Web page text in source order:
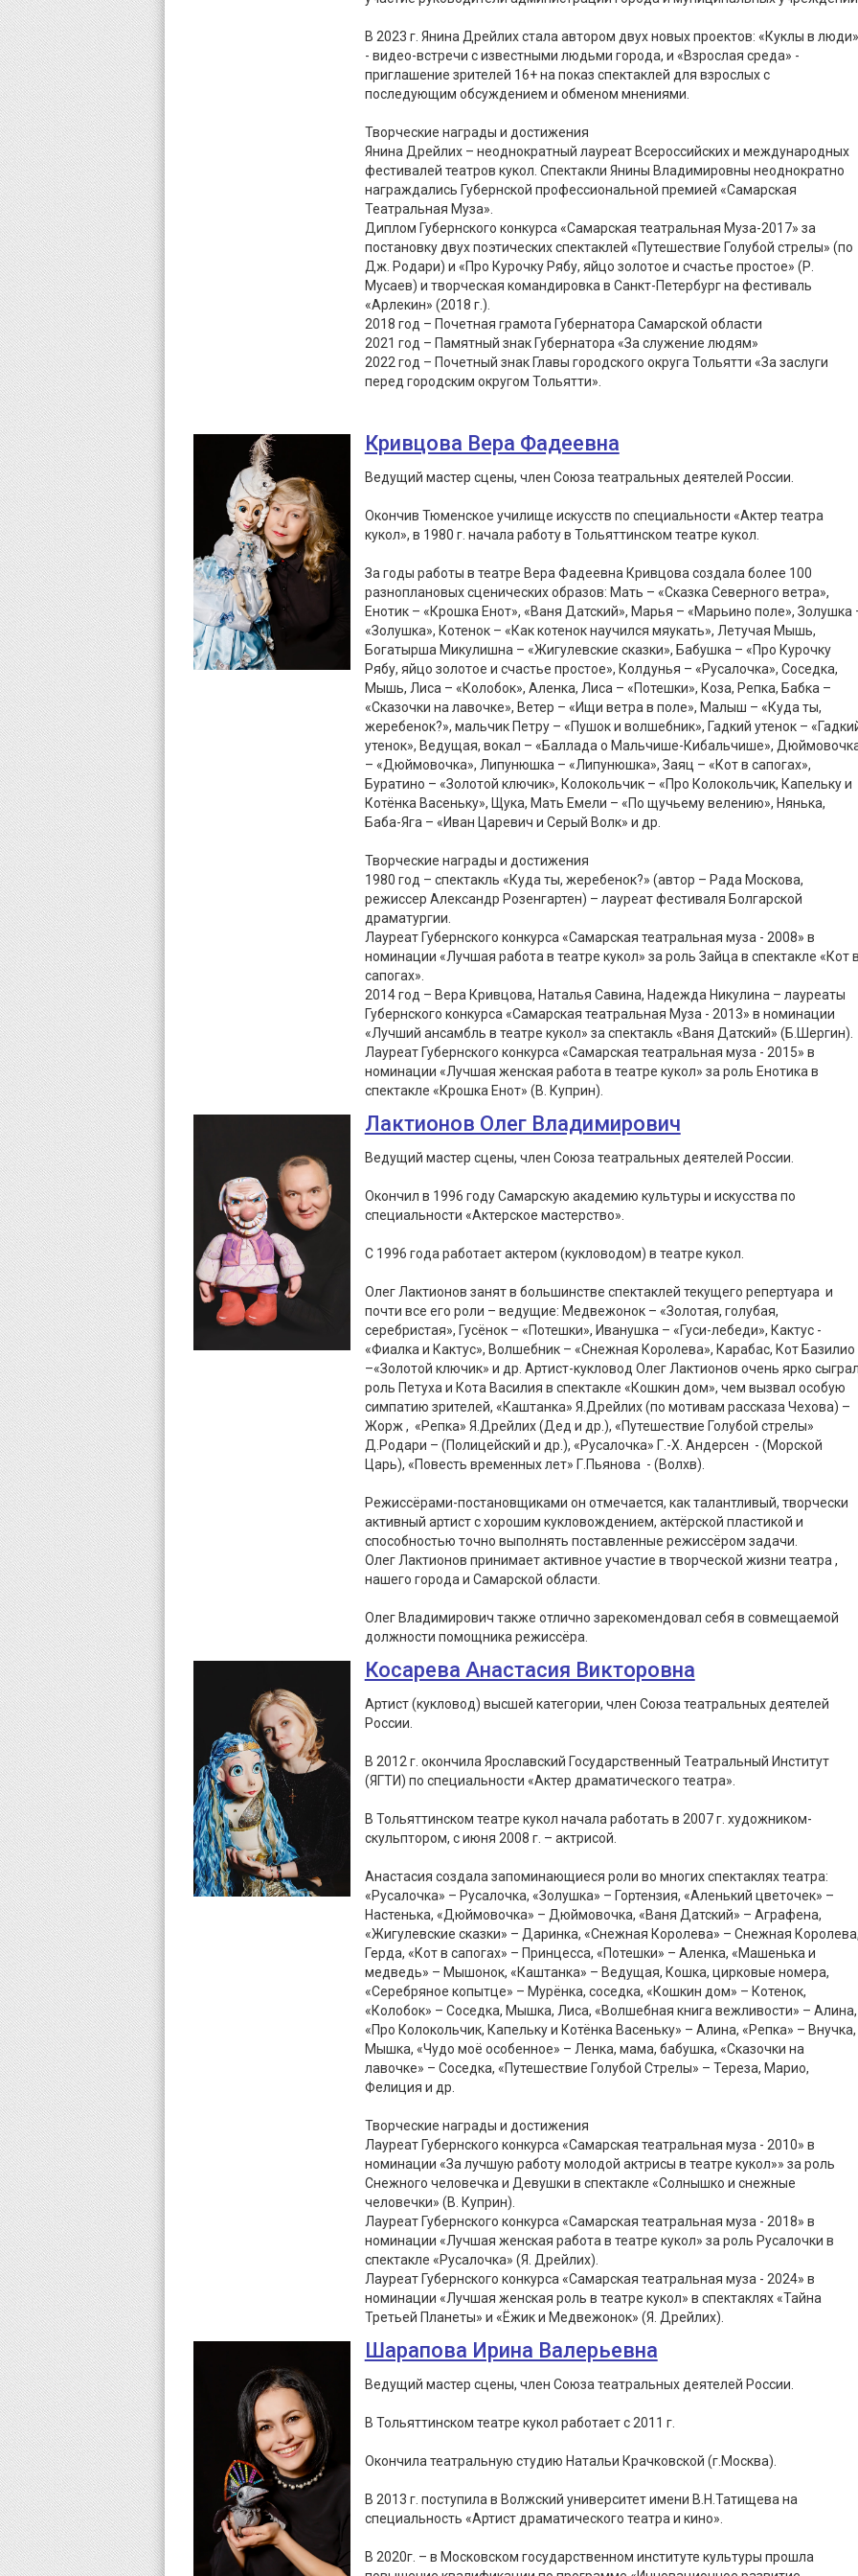
В 2023 г. Янина Дрейлих стала автором двух новых проектов: «Куклы в люди»
- видео-встречи с известными людьми города, и «Взрослая среда» -
приглашение зрителей 16+ на показ спектаклей для взрослых с
последующим обсуждением и обменом мнениями.
Творческие награды и достижения
Янина Дрейлих – неоднократный лауреат Всероссийских и международных
фестивалей театров кукол. Спектакли Янины Владимировны неоднократно
награждались Губернской профессиональной премией «Самарская
Театральная Муза».
Диплом Губернского конкурса «Самарская театральная Муза-2017» за
постановку двух поэтических спектаклей «Путешествие Голубой стрелы» (по
Дж. Родари) и «Про Курочку Рябу, яйцо золотое и счастье простое» (Р.
Мусаев) и творческая командировка в Санкт-Петербург на фестиваль
«Арлекин» (2018 г.).
2018 год – Почетная грамота Губернатора Самарской области
2021 год – Памятный знак Губернатора «За служение людям»
2022 год – Почетный знак Главы городского округа Тольятти «За заслуги
перед городским округом Тольятти».
Кривцова Вера Фадеевна
Ведущий мастер сцены, член Союза театральных деятелей России.
Окончив Тюменское училище искусств по специальности «Актер театра
кукол», в 1980 г. начала работу в Тольяттинском театре кукол.
За годы работы в театре Вера Фадеевна Кривцова создала более 100
разноплановых сценических образов: Мать – «Сказка Северного ветра»,
Енотик – «Крошка Енот», «Ваня Датский», Марья – «Марьино поле», Золушка
«Золушка», Котенок – «Как котенок научился мяукать», Летучая Мышь,
Богатырша Микулишна – «Жигулевские сказки», Бабушка – «Про Курочку
Рябу, яйцо золотое и счастье простое», Колдунья – «Русалочка», Соседка,
Мышь, Лиса – «Колобок», Аленка, Лиса – «Потешки», Коза, Репка, Бабка –
«Сказочки на лавочке», Ветер – «Ищи ветра в поле», Малыш – «Куда ты,
жеребенок?», мальчик Петру – «Пушок и волшебник», Гадкий утенок –
утенок», Ведущая, вокал – «Баллада о Мальчише-Кибальчише»,
– «Дюймовочка», Липунюшка – «Липунюшка», Заяц – «Кот в сапогах»,
Буратино – «Золотой ключик», Колокольчик – «Про Колокольчик, Капельку и
Котёнка Васеньку», Щука, Мать Емели – «По щучьему велению», Нянька,
Баба-Яга – «Иван Царевич и Серый Волк» и др.
Творческие награды и достижения
1980 год – спектакль «Куда ты, жеребенок?» (автор – Рада Москова,
режиссер Александр Розенгартен) – лауреат фестиваля Болгарской
драматургии.
Лауреат Губернского конкурса «Самарская театральная муза - 2008» в
номинации «Лучшая работа в театре кукол» за роль Зайца в спектакле «Кот
сапогах».
2014 год – Вера Кривцова, Наталья Савина, Надежда Никулина – лауреаты
Губернского конкурса «Самарская театральная Муза - 2013» в номинации
«Лучший ансамбль в театре кукол» за спектакль «Ваня Датский» (Б.Шергин).
Лауреат Губернского конкурса «Самарская театральная муза - 2015» в
номинации «Лучшая женская работа в театре кукол» за роль Енотика в
спектакле «Крошка Енот» (В. Куприн).
Лактионов Олег Владимирович
Ведущий мастер сцены, член Союза театральных деятелей России.
Окончил в 1996 году Самарскую академию культуры и искусства по
специальности «Актерское мастерство».
С 1996 года работает актером (кукловодом) в театре кукол.
Олег Лактионов занят в большинстве спектаклей текущего репертуара и
почти все его роли – ведущие: Медвежонок – «Золотая, голубая,
серебристая», Гусёнок – «Потешки», Иванушка – «Гуси-лебеди», Кактус -
«Фиалка и Кактус», Волшебник – «Снежная Королева», Карабас, Кот Базилио
–«Золотой ключик» и др. Артист-кукловод Олег Лактионов очень ярко
роль Петуха и Кота Василия в спектакле «Кошкин дом», чем вызвал особую
симпатию зрителей, «Каштанка» Я.Дрейлих (по мотивам рассказа Чехова) –
Жорж , «Репка» Я.Дрейлих (Дед и др.), «Путешествие Голубой стрелы»
Д.Родари – (Полицейский и др.), «Русалочка» Г.-Х. Андерсен - (Морской
Царь), «Повесть временных лет» Г.Пьянова - (Волхв).
Режиссёрами-постановщиками он отмечается, как талантливый, творчески
активный артист с хорошим кукловождением, актёрской пластикой и
способностью точно выполнять поставленные режиссёром задачи.
Олег Лактионов принимает активное участие в творческой жизни театра ,
нашего города и Самарской области.
Олег Владимирович также отлично зарекомендовал себя в совмещаемой
должности помощника режиссёра.
Косарева Анастасия Викторовна
Артист (кукловод) высшей категории, член Союза театральных деятелей
России.
В 2012 г. окончила Ярославский Государственный Театральный Институт
(ЯГТИ) по специальности «Актер драматического театра».
В Тольяттинском театре кукол начала работать в 2007 г. художником-
скульптором, с июня 2008 г. – актрисой.
Анастасия создала запоминающиеся роли во многих спектаклях театра:
«Русалочка» – Русалочка, «Золушка» – Гортензия, «Аленький цветочек» –
Настенька, «Дюймовочка» – Дюймовочка, «Ваня Датский» – Аграфена,
«Жигулевские сказки» – Даринка, «Снежная Королева» – Снежная
Герда, «Кот в сапогах» – Принцесса, «Потешки» – Аленка, «Машенька и
медведь» – Мышонок, «Каштанка» – Ведущая, Кошка, цирковые номера,
«Серебряное копытце» – Мурёнка, соседка, «Кошкин дом» – Котенок,
«Колобок» – Соседка, Мышка, Лиса, «Волшебная книга вежливости» – Алина,
«Про Колокольчик, Капельку и Котёнка Васеньку» – Алина, «Репка» – Внучка,
Мышка, «Чудо моё особенное» – Ленка, мама, бабушка, «Сказочки на
лавочке» – Соседка, «Путешествие Голубой Стрелы» – Тереза, Марио,
Фелиция и др.
Творческие награды и достижения
Лауреат Губернского конкурса «Самарская театральная муза - 2010» в
номинации «За лучшую работу молодой актрисы в театре кукол»» за роль
Снежного человечка и Девушки в спектакле «Солнышко и снежные
человечки» (В. Куприн).
Лауреат Губернского конкурса «Самарская театральная муза - 2018» в
номинации «Лучшая женская работа в театре кукол» за роль Русалочки в
спектакле «Русалочка» (Я. Дрейлих).
Лауреат Губернского конкурса «Самарская театральная муза - 2024» в
номинации «Лучшая женская роль в театре кукол» в спектаклях «Тайна
Третьей Планеты» и «Ёжик и Медвежонок» (Я. Дрейлих).
Шарапова Ирина Валерьевна
Ведущий мастер сцены, член Союза театральных деятелей России.
В Тольяттинском театре кукол работает с 2011 г.
Окончила театральную студию Натальи Крачковской (г.Москва).
В 2013 г. поступила в Волжский университет имени В.Н.Татищева на
специальность «Артист драматического театра и кино».
В 2020г. – в Московском государственном институте культуры прошла